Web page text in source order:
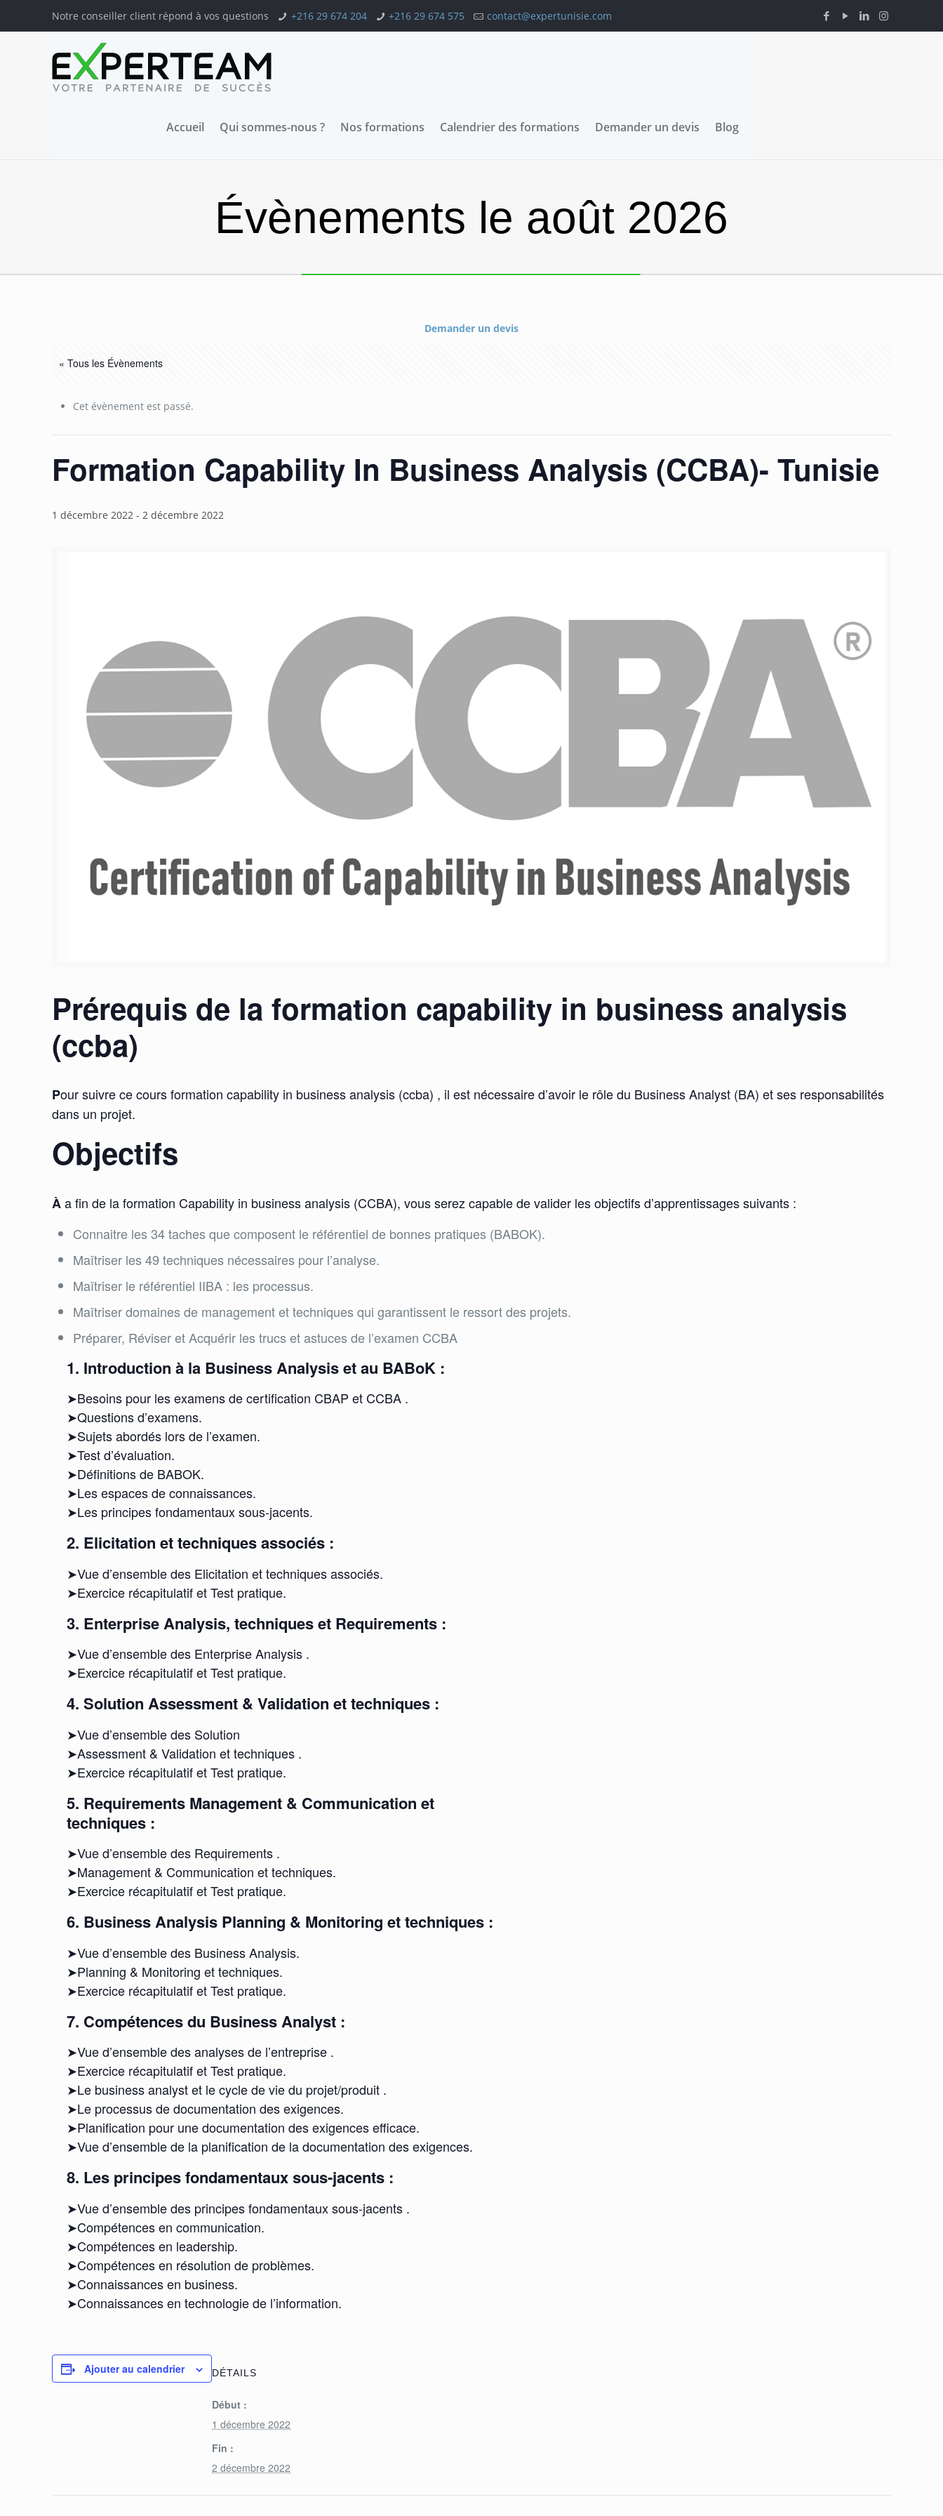
Notre conseiller client répond à vos questions +216 29 674 204 +216 29 674 575 contact@expertunisie.com
Accueil Qui sommes-nous ? Nos formations Calendrier des formations Demander un devis Blog
Évènements le août 2026
Demander un devis
« Tous les Évènements
Cet évènement est passé.
Formation Capability In Business Analysis (CCBA)- Tunisie
1 décembre 2022 -2 décembre 2022
Prérequis de la formation capability in business analysis
(ccba)
Pour suivre ce cours formation capability in business analysis (ccba) , il est nécessaire d’avoir le rôle du Business Analyst (BA) et ses responsabilités
dans un projet.
Objectifs
Àa fin de la formation Capability in business analysis (CCBA), vous serez capable de valider les objectifs d’apprentissages suivants :
Connaitre les 34 taches que composent le référentiel de bonnes pratiques (BABOK).
Maîtriser les 49 techniques nécessaires pour l’analyse.
Maîtriser le référentiel IIBA : les processus.
Maîtriser domaines de management et techniques qui garantissent le ressort des projets.
Préparer, Réviser et Acquérir les trucs et astuces de l’examen CCBA
1. Introduction à la Business Analysis et au BABoK :
➤Besoins pour les examens de certification CBAP et CCBA .
➤Questions d’examens.
➤Sujets abordés lors de l’examen.
➤Test d’évaluation.
➤Définitions de BABOK.
➤Les espaces de connaissances.
➤Les principes fondamentaux sous-jacents.
2. Elicitation et techniques associés :
➤Vue d’ensemble des Elicitation et techniques associés.
➤Exercice récapitulatif et Test pratique.
3. Enterprise Analysis, techniques et Requirements :
➤Vue d’ensemble des Enterprise Analysis .
➤Exercice récapitulatif et Test pratique.
4. Solution Assessment & Validation et techniques :
➤Vue d’ensemble des Solution
➤Assessment & Validation et techniques .
➤Exercice récapitulatif et Test pratique.
5. Requirements Management & Communication et
techniques :
➤Vue d’ensemble des Requirements .
➤Management & Communication et techniques.
➤Exercice récapitulatif et Test pratique.
6. Business Analysis Planning & Monitoring et techniques :
➤Vue d’ensemble des Business Analysis.
➤Planning & Monitoring et techniques.
➤Exercice récapitulatif et Test pratique.
7. Compétences du Business Analyst :
➤Vue d’ensemble des analyses de l’entreprise .
➤Exercice récapitulatif et Test pratique.
➤Le business analyst et le cycle de vie du projet/produit .
➤Le processus de documentation des exigences.
➤Planification pour une documentation des exigences efficace.
➤Vue d’ensemble de la planification de la documentation des exigences.
8. Les principes fondamentaux sous-jacents :
➤Vue d’ensemble des principes fondamentaux sous-jacents .
➤Compétences en communication.
➤Compétences en leadership.
➤Compétences en résolution de problèmes.
➤Connaissances en business.
➤Connaissances en technologie de l’information.
Ajouter au calendrier DÉTAILS
Début :
1 décembre 2022
Fin :
2 décembre 2022